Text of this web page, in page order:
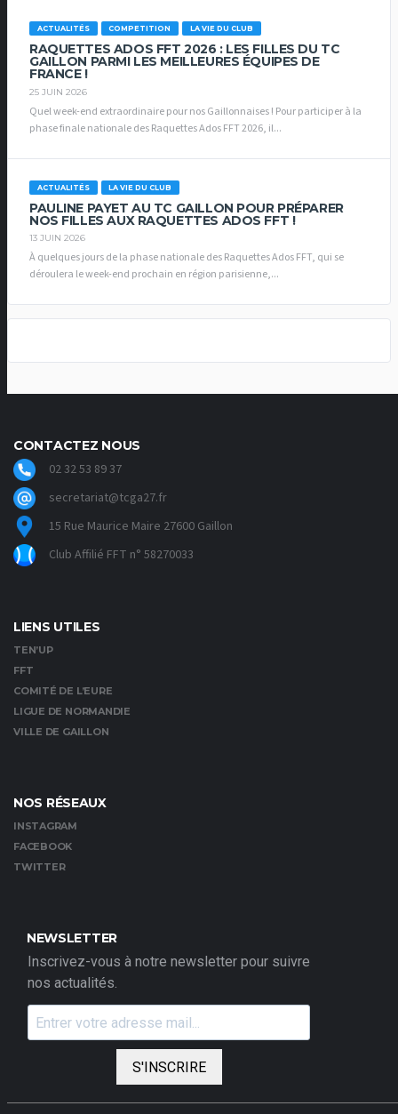
ACTUALITÉS COMPETITION LA VIE DU CLUB
RAQUETTES ADOS FFT 2026 : LES FILLES DU TC
GAILLON PARMI LES MEILLEURES ÉQUIPES DE
FRANCE !
25 JUIN 2026
Quel week-end extraordinaire pour nos Gaillonnaises ! Pour participer à la
phase finale nationale des Raquettes Ados FFT 2026, il...
ACTUALITÉS LA VIE DU CLUB
PAULINE PAYET AU TC GAILLON POUR PRÉPARER
NOS FILLES AUX RAQUETTES ADOS FFT !
13 JUIN 2026
À quelques jours de la phase nationale des Raquettes Ados FFT, qui se
déroulera le week-end prochain en région parisienne,...
CONTACTEZ NOUS
02 32 53 89 37
secretariat@tcga27.fr
15 Rue Maurice Maire 27600 Gaillon
Club Affilié FFT n° 58270033
LIENS UTILES
TEN’UP
FFT
COMITÉ DE L’EURE
LIGUE DE NORMANDIE
VILLE DE GAILLON
NOS RÉSEAUX
INSTAGRAM
FACEBOOK
TWITTER
NEWSLETTER
Inscrivez-vous à notre newsletter pour suivre
nos actualités.
S'INSCRIRE